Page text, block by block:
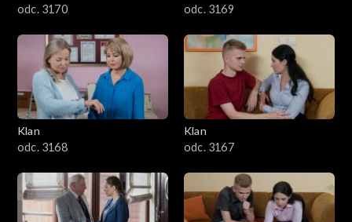
odc. 3170
odc. 3169
Klan
odc. 3168
Klan
odc. 3167